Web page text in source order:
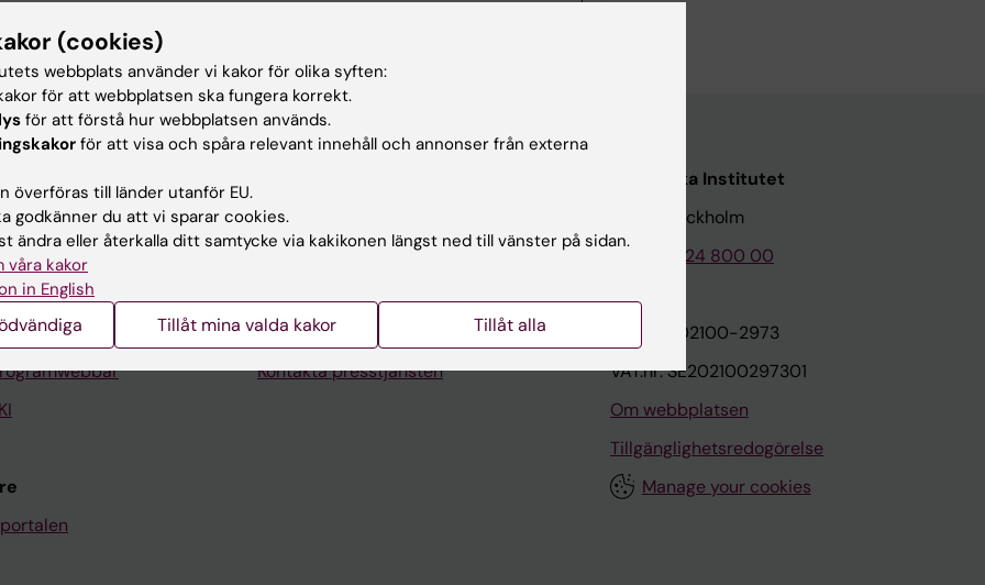
Universitetsbiblioteket
Stöd forskning och utbildning
Karolinska Institutet Innovation
Kontakta presstjänsten
Karolinska Institutet
171 77 Stockholm
Tel: 08-524 800 00
Org.nr: 202100-2973
VAT.nr: SE202100297301
Om webbplatsen
Tillgänglighetsredogörelse
Manage your cookies
(cookies)
webbplats använder vi kakor för olika syften:
för att webbplatsen ska fungera korrekt.
för att förstå hur webbplatsen används.
för att visa och spåra relevant innehåll och annonser från externa
överföras till länder utanför EU.
godkänner du att vi sparar cookies.
ändra eller återkalla ditt samtycke via kakikonen längst ned till vänster på sidan.
våra kakor
in English
Tillåt mina valda kakor Tillåt alla